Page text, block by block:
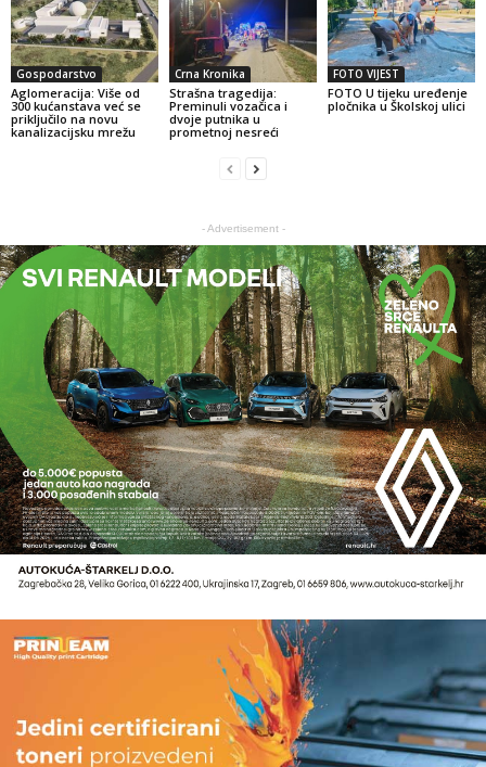
Gospodarstvo
Aglomeracija: Više od
300 kućanstava već se
priključilo na novu
kanalizacijsku mrežu
Crna Kronika
Strašna tragedija:
Preminuli vozačica i
dvoje putnika u
prometnoj nesreći
FOTO VIJEST
FOTO U tijeku uređenje
pločnika u Školskoj ulici
- Advertisement -